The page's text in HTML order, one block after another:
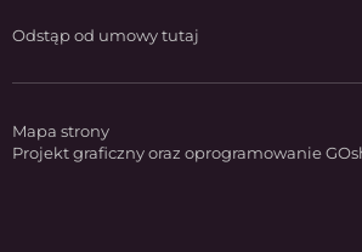
Odstąp od umowy tutaj
Mapa strony
Projekt graficzny oraz oprogramowanie